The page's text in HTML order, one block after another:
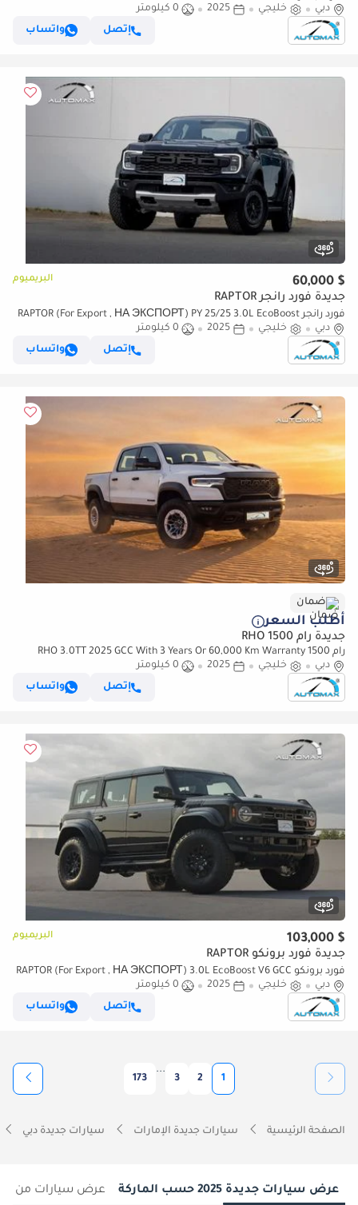
2025 GCC Без пробега
دبي خليجي 2025
0 كيلومتر
إتصل
واتساب
$ 60,000 البريميوم
جديدة فورد رانجر RAPTOR
فورد رانجر RAPTOR (For Export , НА ЭКСПОРТ) PY 25/25 3.0L EcoBoost
V6 GCC Без пробега
دبي خليجي 2025
0 كيلومتر
إتصل
واتساب
ضمان
أطلب السعر
جديدة رام 1500 RHO
رام 1500 RHO 3.0TT 2025 GCC With 3 Years Or 60,000 Km Warranty
@Official Dealer
دبي خليجي 2025
0 كيلومتر
إتصل
واتساب
$ 103,000 البريميوم
جديدة فورد برونكو RAPTOR
فورد برونكو RAPTOR (For Export , НА ЭКСПОРТ) 3.0L EcoBoost V6 GCC
2025 Без пробега
دبي خليجي 2025
0 كيلومتر
إتصل
واتساب
1
2
3
...
173
الصفحة الرئيسية سيارات جديدة الإمارات سيارات جديدة دبي
عرض سيارات جديدة 2025 حسب الماركة عرض سيارات من